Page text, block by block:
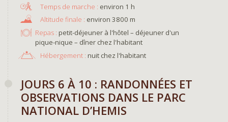
environ 1 h
environ 3800 m
Repas : petit-déjeuner à l'hôtel – déjeuner d'un
pique-nique – dîner chez l'habitant
Hébergement : nuit chez l'habitant
JOURS 6 À 10 : RANDONNÉES ET
OBSERVATIONS DANS LE PARC
NATIONAL D’HEMIS